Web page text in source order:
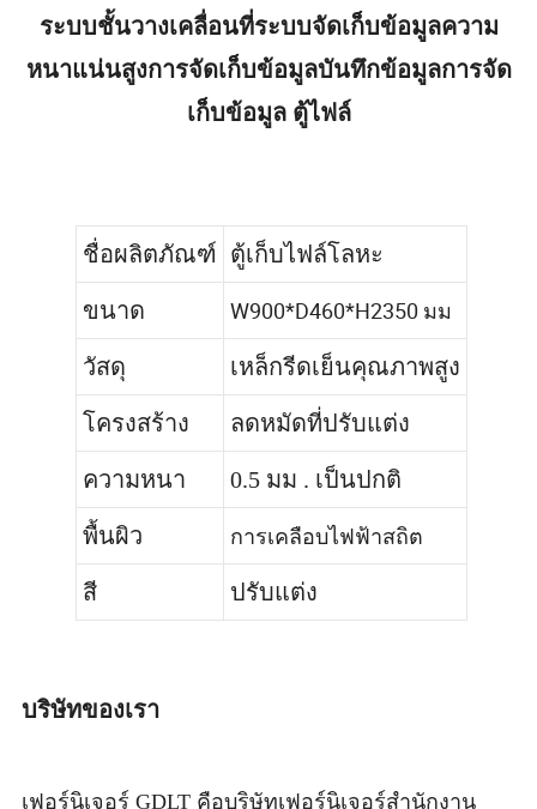
ระบบชั้นวางเคลื่อนที่ระบบจัดเก็บข้อมูลความ
หนาแน่นสูงการจัดเก็บข้อมูลบันทึกข้อมูลการจัด
เก็บข้อมูล ตู้ไฟล์
ชื่อผลิตภัณฑ์ ตู้เก็บไฟล์โลหะ
ขนาด W900*D460*H2350 มม
วัสดุ เหล็กรีดเย็นคุณภาพสูง
โครงสร้าง ลดหมัดที่ปรับแต่ง
ความหนา 0.5 มม . เป็นปกติ
พื้นผิว การเคลือบไฟฟ้าสถิต
สี ปรับแต่ง
บริษัทของเรา
เฟอร์นิเจอร์ GDLT คือบริษัทเฟอร์นิเจอร์สำนักงาน